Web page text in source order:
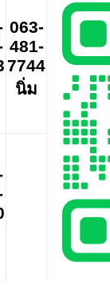
063-
481-
7744
นิ่ม